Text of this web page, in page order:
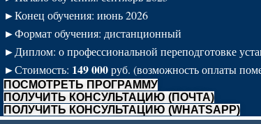
►Конец обучения: июнь 2026
►Формат обучения: дистанционный
►Диплом: о профессиональной переподготовке
►Стоимость: 149 000руб. (возможность оплаты
ПОСМОТРЕТЬ ПРОГРАММУ
ПОЛУЧИТЬ КОНСУЛЬТАЦИЮ (ПОЧТА)
ПОЛУЧИТЬ КОНСУЛЬТАЦИЮ (WHATSAPP)